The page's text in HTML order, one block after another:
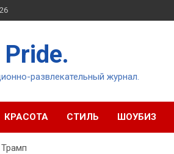
развлекательный журнал.
КРАСОТА СТИЛЬ ШОУБИЗ